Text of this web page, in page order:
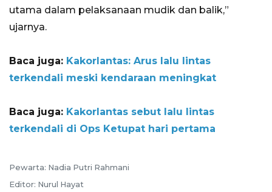
utama dalam pelaksanaan mudik dan balik,”
ujarnya.
Baca juga: Kakorlantas: Arus lalu lintas
terkendali meski kendaraan meningkat
Baca juga: Kakorlantas sebut lalu lintas
terkendali di Ops Ketupat hari pertama
Pewarta: Nadia Putri Rahmani
Editor: Nurul Hayat